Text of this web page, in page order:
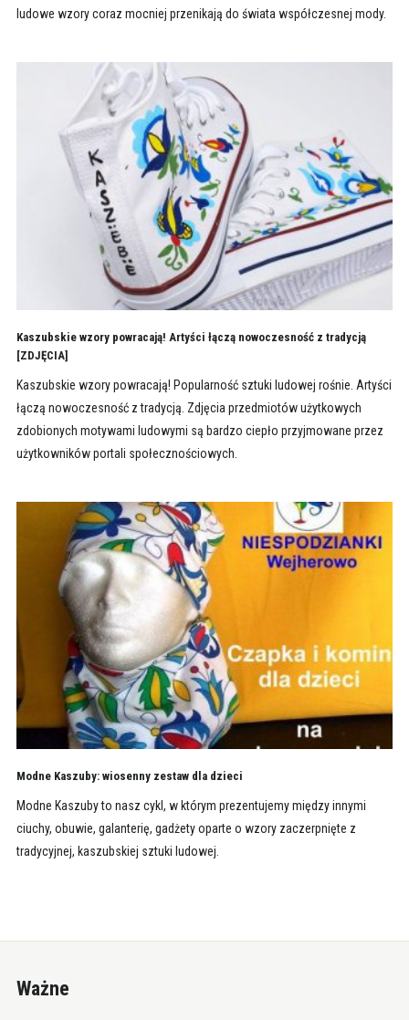
ludowe wzory coraz mocniej przenikają do świata współczesnej mody.
Kaszubskie wzory powracają! Artyści łączą nowoczesność z tradycją
[ZDJĘCIA]
Kaszubskie wzory powracają! Popularność sztuki ludowej rośnie. Artyści
łączą nowoczesność z tradycją. Zdjęcia przedmiotów użytkowych
zdobionych motywami ludowymi są bardzo ciepło przyjmowane przez
użytkowników portali społecznościowych.
Modne Kaszuby: wiosenny zestaw dla dzieci
Modne Kaszuby to nasz cykl, w którym prezentujemy między innymi
ciuchy, obuwie, galanterię, gadżety oparte o wzory zaczerpnięte z
tradycyjnej, kaszubskiej sztuki ludowej.
Ważne